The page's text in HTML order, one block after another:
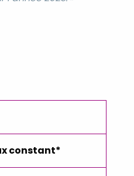
constant*